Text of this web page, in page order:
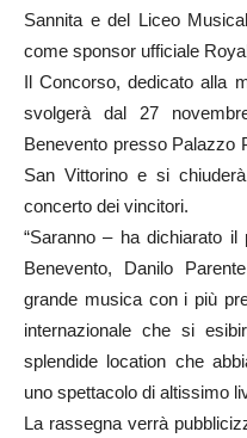
Sannita e del Liceo
come sponsor ufficiale
Il Concorso, dedicato alla
svolgerà dal 27
Benevento presso Palazzo
San Vittorino e si
concerto dei vincitori.
“Saranno – ha dichiarato
Benevento, Danilo
grande musica con i più
internazionale che si
splendide location che
uno spettacolo di altissimo
La rassegna verrà